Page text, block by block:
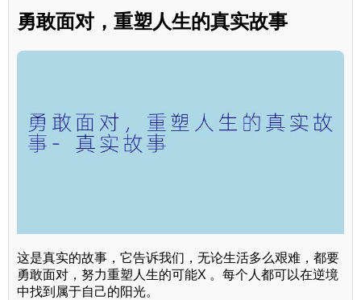
勇敢面对，重塑人生的真实故事
这是真实的故事，它告诉我们，无论生活多么艰难，都要
勇敢面对，努力重塑人生的可能X 。每个人都可以在逆境
中找到属于自己的阳光。